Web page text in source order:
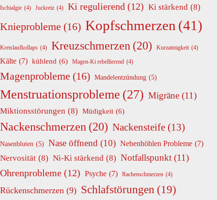
Ischialgie (4) Juckreiz (4) Ki regulierend (12) Ki stärkend (8)
Knieprobleme (16) Kopfschmerzen (41)
Kreislaufkollaps (4) Kreuzschmerzen (20) Kurzatmigkeit (4)
Kälte (7) kühlend (6) Magen-Ki rebellierend (4)
Magenprobleme (16) Mandelentzündung (5)
Menstruationsprobleme (27) Migräne (11)
Miktionsstörungen (8) Müdigkeit (6)
Nackenschmerzen (20) Nackensteife (13)
Nasenbluten (5) Nase öffnend (10) Nebenhöhlen Probleme (7)
Nervosität (8) Ni-Ki stärkend (8) Notfallspunkt (11)
Ohrenprobleme (12) Psyche (7) Rachenschmerzen (4)
Rückenschmerzen (9) Schlafstörungen (19)